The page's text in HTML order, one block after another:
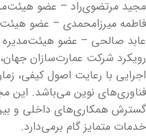
مجید مرتضوی‌راد – عضو
فاطمه میرزامحمدی – عضو
عابد صالحی – عضو هیئت‌مدیره
رویکرد شرکت عمارت‌سازان
اجرایی با رعایت اصول کیفی،
فناوری‌های نوین می‌باشد. این
گسترش همکاری‌های داخلی و
خدمات متمایز گام برمی‌دارد.